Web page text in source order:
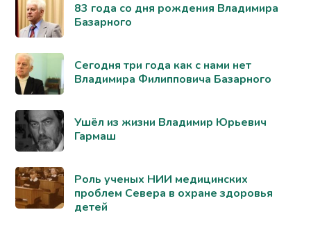
83 года со дня рождения Владимира
Базарного
Сегодня три года как с нами нет
Владимира Филипповича Базарного
Ушёл из жизни Владимир Юрьевич
Гармаш
Роль ученых НИИ медицинских
проблем Севера в охране здоровья
детей